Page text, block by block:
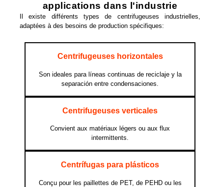
applications dans l'industrie
Il existe différents types de centrifugeuses industrielles,
adaptées à des besoins de production spécifiques:
Centrifugeuses horizontales
Son ideales para líneas continuas de reciclaje y la
separación entre condensaciones.
Centrifugeuses verticales
Convient aux matériaux légers ou aux flux
intermittents.
Centrífugas para plásticos
Conçu pour les paillettes de PET, de PEHD ou les